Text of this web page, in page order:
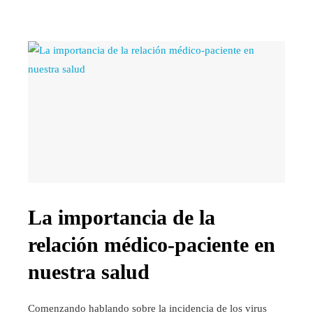
La importancia de la
relación médico-paciente en
nuestra salud
Comenzando hablando sobre la incidencia de los virus